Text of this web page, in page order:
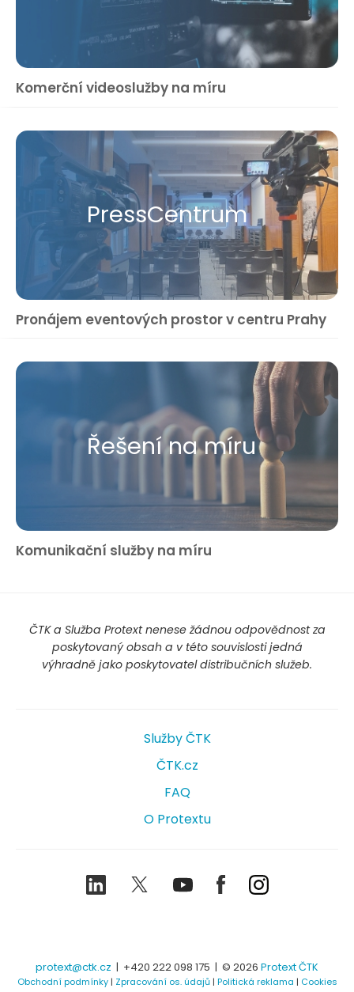
Komerční videoslužby na míru
Press​Centrum
Pronájem eventových prostor v centru Prahy
Řešení na míru
Komunikační služby na míru
ČTK a Služba Protext nenese žádnou odpovědnost za
poskytovaný obsah a v této souvislosti jedná
výhradně jako poskytovatel distribučních služeb.
Služby ČTK
ČTK.cz
FAQ
O Protextu
LinkedIn TwitterYoutubeFacebookInstagram
protext@ctk.cz | +420 222 098 175 | © 2026 Protext ČTK
Obchodní podmínky| Zpracování os. údajů| Politická reklama | Cookies